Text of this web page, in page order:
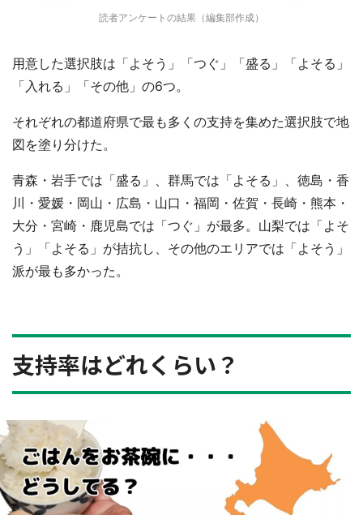
読者アンケートの結果（編集部作成）
用意した選択肢は「よそう」「つぐ」「盛る」「よそる」
「入れる」「その他」の6つ。
それぞれの都道府県で最も多くの支持を集めた選択肢で地
図を塗り分けた。
青森・岩手では「盛る」、群馬では「よそる」、徳島・香
川・愛媛・岡山・広島・山口・福岡・佐賀・長崎・熊本・
大分・宮崎・鹿児島では「つぐ」が最多。山梨では「よそ
う」「よそる」が拮抗し、その他のエリアでは「よそう」
派が最も多かった。
支持率はどれくらい？